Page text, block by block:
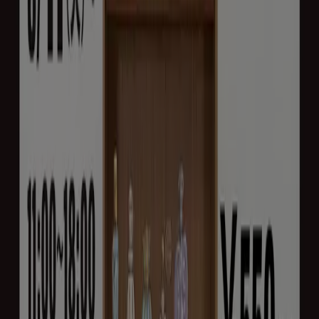
滋賀県栗東市出庭523番地1, 栗東市
7.9 km
閉店
滋賀県野洲市小篠原1980番地5, 野洲市
8.9 km
閉店
スギ薬局
滋賀県甲賀市水口町松尾字野沢829番地1, 甲賀市